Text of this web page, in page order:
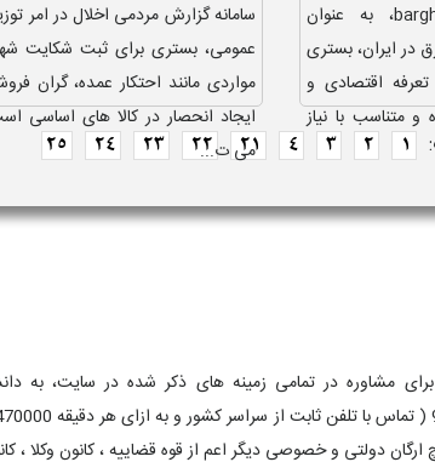
سایت برق تو bargheto.com، به عنوان
در ایران، بستری
اقتصادی و
متناسب با نیاز
سامانه گزارش مردمی اخلال در امر
عمومی، بستری برای ثبت شکایت
مواردی مانند احتکار عمده، گران‌
ایجاد انحصار در کالا های اساسی
می‌ ت...
1
2
3
4
21
22
23
24
25
مشاوره در تمامی زمینه های ذکر شده در سایت، به
دولتی و خصوصی دیگر اعم از قوه قضاییه ، کانون وکلا ،